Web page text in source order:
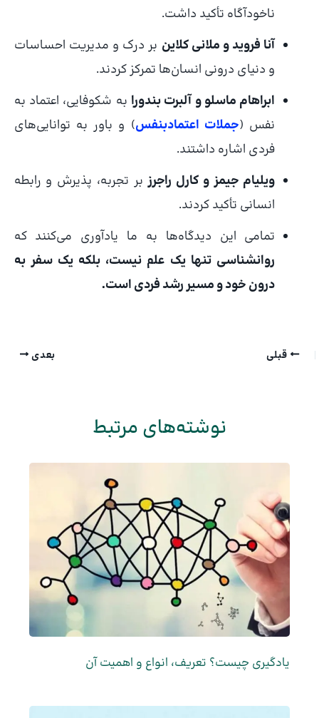
ناخودآگاه تأکید داشت.
آنا فروید و ملانی کلاین بر درک و مدیریت احساسات
و دنیای درونی انسان‌ها تمرکز کردند.
ابراهام ماسلو و آلبرت بندورا به شکوفایی، اعتماد به
نفس (جملات اعتمادبنفس) و باور به توانایی‌های
فردی اشاره داشتند.
ویلیام جیمز و کارل راجرزبر تجربه، پذیرش و رابطه
انسانی تأکید کردند.
تمامی این دیدگاه‌ها به ما یادآوری می‌کنند که
روانشناسی تنها یک علم نیست، بلکه یک سفر به
درون خود و مسیر رشد فردی است.
قبلی بعدی
نوشته‌های مرتبط
یادگیری چیست؟ تعریف، انواع و اهمیت آن